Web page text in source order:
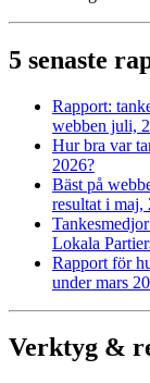
5 senaste
Rapport:
webben juli,
Hur bra var
2026?
Bäst på
resultat i maj,
Lokala
Rapport för
under mars
Verktyg &